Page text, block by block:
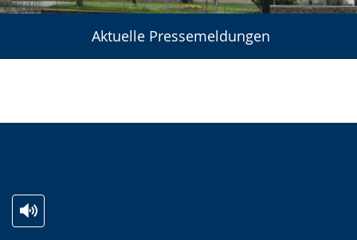
Aktuelle Pressemeldungen